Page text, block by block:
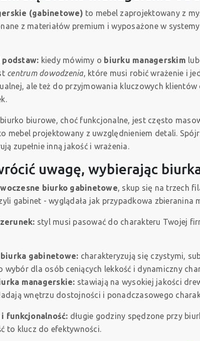
(gabinetowe) to mebel zaprojektowany z
z materiałów premium i wyposażone w
podstaw: kiedy mówimy o biurku managerskim lub
centrum dowodzenia, które musi robić wrażenie i
ale też do przyjmowania kluczowych
biurowe, choć funkcjonalne, jest często
mebel projektowany z uwzględnieniem detali.
zupełnie inną jakość i wrażenia.
uwagę, wybierając
biurko gabinetowe, skup się na trzech
gabinet - wyglądała jak przypadkowa zbieranina
styl musi pasować do charakteru Twojej
gabinetowe: charakteryzują się czystymi,
wybór dla osób ceniących lekkość i dynamiczny
managerskie: stawiają na wysokiej jakości
wnętrzu dostojności i ponadczasowego
funkcjonalność: długie godziny spędzone przy
to klucz do efektywności.